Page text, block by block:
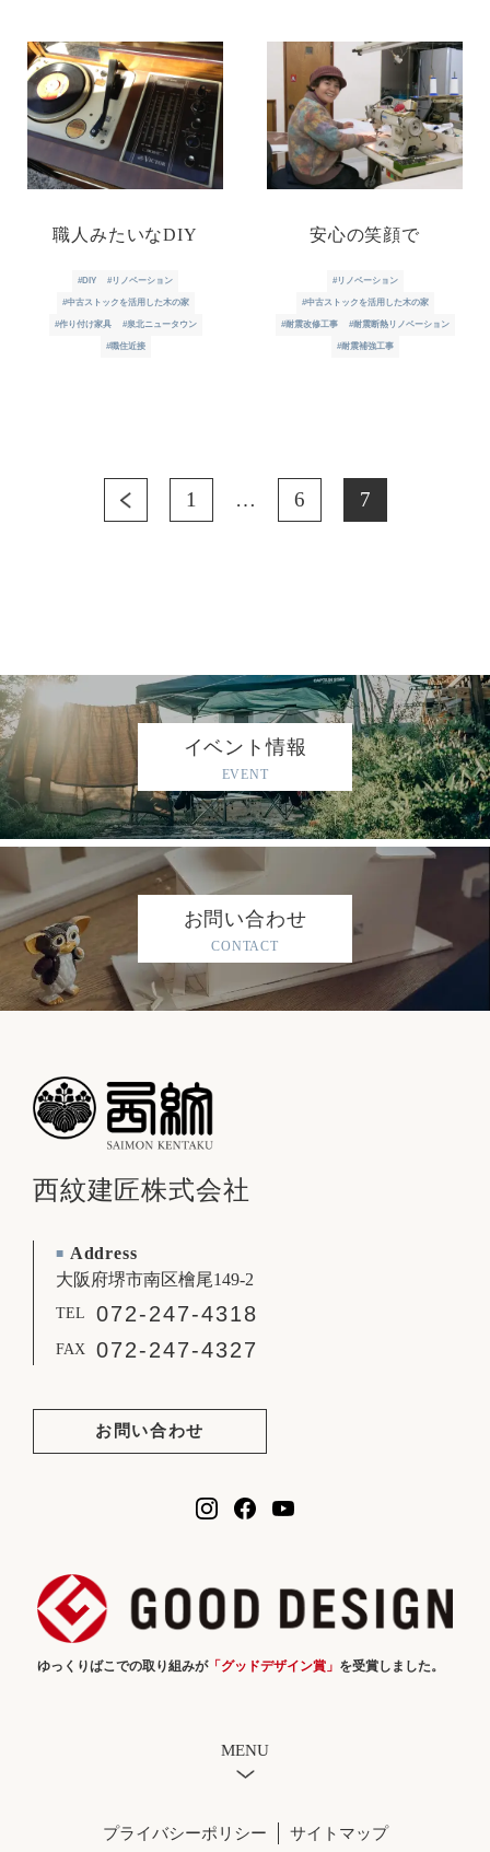
職人みたいなDIY
#DIY #リノベーション
#中古ストックを活用した木の家
#作り付け家具 #泉北ニュータウン
#職住近接
安心の笑顔で
#リノベーション
#中古ストックを活用した木の家
#耐震改修工事 #耐震断熱リノベーション
#耐震補強工事
1 … 6 7
イベント情報
EVENT
お問い合わせ
CONTACT
西紋建匠株式会社
■ Address
大阪府堺市南区檜尾149-2
TEL 072-247-4318
FAX 072-247-4327
お問い合わせ
ゆっくりばこでの取り組みが「グッドデザイン賞」 を受賞しました。
MENU
プライバシーポリシー サイトマップ